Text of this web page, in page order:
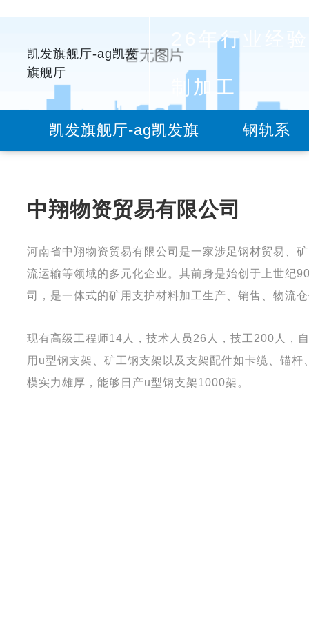
凯发旗舰厅-ag凯发
旗舰厅
26年行业经验
制加工
凯发旗舰厅-ag凯发旗 钢轨系
中翔物资贸易有限公司
河南省中翔物资贸易有限公司是一家涉足钢材贸易、
流运输等领域的多元化企业。其前身是始创于上世纪
司，是一体式的矿用支护材料加工生产、销售、物流
现有高级工程师14人，技术人员26人，技工200人，
用u型钢支架、矿工钢支架以及支架配件如卡缆、锚
模实力雄厚，能够日产u型钢支架1000架。